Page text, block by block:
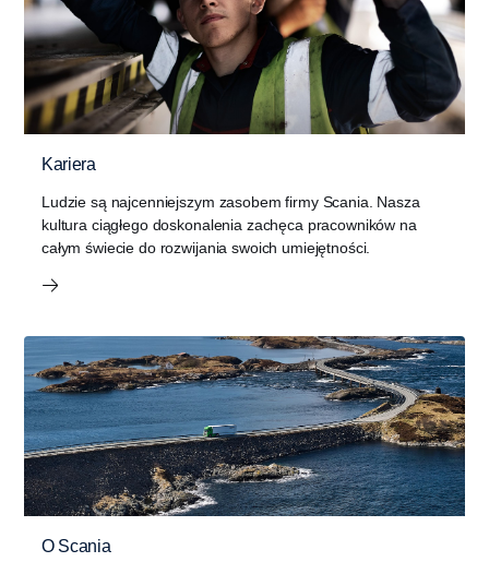
Kariera
Ludzie są najcenniejszym zasobem firmy Scania. Nasza
kultura ciągłego doskonalenia zachęca pracowników na
całym świecie do rozwijania swoich umiejętności.
O Scania